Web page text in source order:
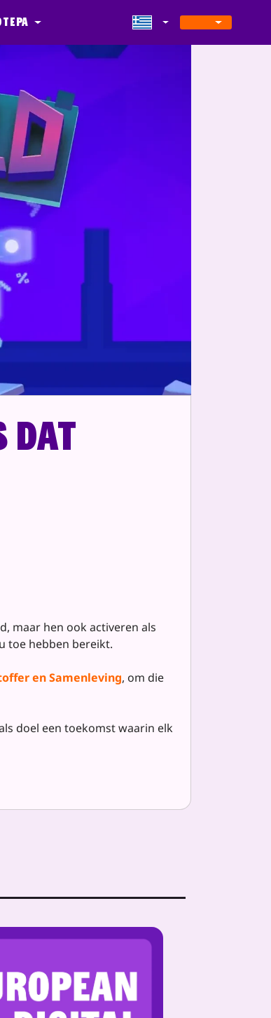
dat
maar hen ook activeren als
toe hebben bereikt.
en Samenleving, om die
doel een toekomst waarin elk